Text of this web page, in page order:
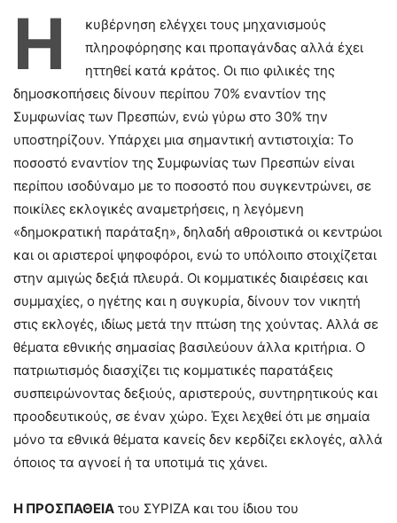
Η
κυβέρνηση ελέγχει τους μηχανισμούς
πληροφόρησης και προπαγάνδας αλλά έχει
ηττηθεί κατά κράτος. Οι πιο φιλικές της
δημοσκοπήσεις δίνουν περίπου 70% εναντίον της
Συμφωνίας των Πρεσπών, ενώ γύρω στο 30% την
υποστηρίζουν. Υπάρχει μια σημαντική αντιστοιχία: Το
ποσοστό εναντίον της Συμφωνίας των Πρεσπών είναι
περίπου ισοδύναμο με το ποσοστό που συγκεντρώνει, σε
ποικίλες εκλογικές αναμετρήσεις, η λεγόμενη
«δημοκρατική παράταξη», δηλαδή αθροιστικά οι κεντρώοι
και οι αριστεροί ψηφοφόροι, ενώ το υπόλοιπο στοιχίζεται
στην αμιγώς δεξιά πλευρά. Οι κομματικές διαιρέσεις και
συμμαχίες, ο ηγέτης και η συγκυρία, δίνουν τον νικητή
στις εκλογές, ιδίως μετά την πτώση της χούντας. Αλλά σε
θέματα εθνικής σημασίας βασιλεύουν άλλα κριτήρια. Ο
πατριωτισμός διασχίζει τις κομματικές παρατάξεις
συσπειρώνοντας δεξιούς, αριστερούς, συντηρητικούς και
προοδευτικούς, σε έναν χώρο. Έχει λεχθεί ότι με σημαία
μόνο τα εθνικά θέματα κανείς δεν κερδίζει εκλογές, αλλά
όποιος τα αγνοεί ή τα υποτιμά τις χάνει.
Η ΠΡΟΣΠΑΘΕΙΑ του ΣΥΡΙΖΑ και του ίδιου του